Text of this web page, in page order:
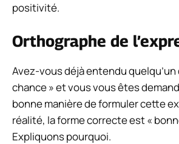
positivité.
Orthographe de
Avez-vous déjà entendu quelqu’un
chance » et vous vous êtes
bonne manière de formuler cette
réalité, la forme correcte est «
Expliquons pourquoi.